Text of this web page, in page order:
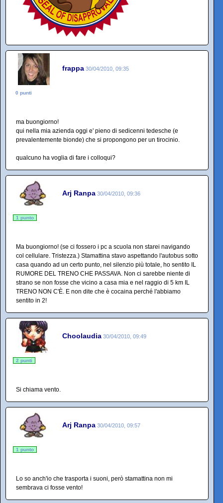
frappa 30/04/2010, 09:35
0 punti
ma buongiorno!
qui nella mia azienda oggi e' pieno di sedicenni tedesche (e
prevalentemente bionde) che si propongono per un tirocinio.
qualcuno ha voglia di fare i colloqui?
Arj Ranpa 30/04/2010, 09:36
1 punto
Ma buongiorno! (se ci fossero i pc a scuola non starei navigando
col cellulare. Tristezza.) Stamattina stavo aspettando l'autobus sotto
casa quando ad un certo punto, nel silenzio più totale, ho sentito IL
RUMORE DEL TRENO CHE PASSAVA. Non ci sarebbe niente di
strano se non fosse che vicino a casa mia e nel raggio di 5 km IL
TRENO NON C'È. E non dite che è cocaina perché l'abbiamo
sentito in 2!
Choolaudia 30/04/2010, 09:49
2 punti
Si chiama vento.
Arj Ranpa 30/04/2010, 09:57
1 punto
Lo so anch'io che trasporta i suoni, però stamattina non mi
sembrava ci fosse vento!